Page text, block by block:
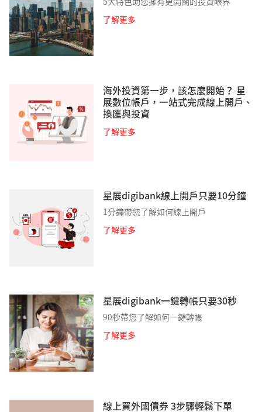
了解更多
海外投資第一步，該怎麼開始？ 星
展數位帳戶，一站式完成線上開戶、
換匯與投資
了解更多
星展digibank線上開戶只要10分鐘
1分鐘帶您了解如何線上開戶
了解更多
星展digibank一鍵轉帳只要30秒
90秒帶您了解如何一鍵轉帳
了解更多
線上買外國債券 3步驟輕鬆下單